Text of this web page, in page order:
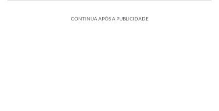
CONTINUA APÓS A PUBLICIDADE